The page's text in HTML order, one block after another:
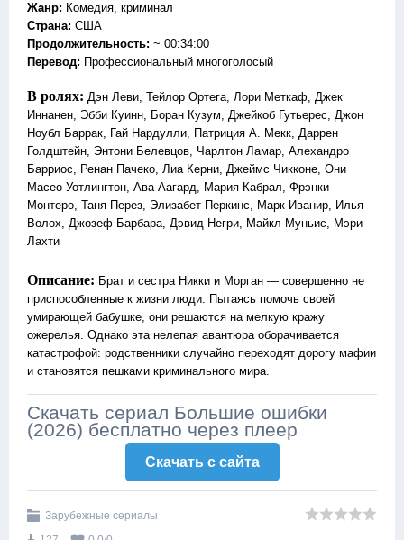
Жанр: Комедия, криминал
Страна: США
Продолжительность: ~ 00:34:00
Перевод: Профессиональный многоголосый
В ролях: Дэн Леви, Тейлор Ортега, Лори Меткаф, Джек
Иннанен, Эбби Куинн, Боран Кузум, Джейкоб Гутьерес, Джон
Ноубл Баррак, Гай Нардулли, Патриция А. Мекк, Даррен
Голдштейн, Энтони Белевцов, Чарлтон Ламар, Алехандро
Барриос, Ренан Пачеко, Лиа Керни, Джеймс Чикконе, Они
Масео Уотлингтон, Ава Аагард, Мария Кабрал, Фрэнки
Монтеро, Таня Перез, Элизабет Перкинс, Марк Иванир, Илья
Волох, Джозеф Барбара, Дэвид Негри, Майкл Муньис, Мэри
Лахти
Описание: Брат и сестра Никки и Морган — совершенно не
приспособленные к жизни люди. Пытаясь помочь своей
умирающей бабушке, они решаются на мелкую кражу
ожерелья. Однако эта нелепая авантюра оборачивается
катастрофой: родственники случайно переходят дорогу мафии
и становятся пешками криминального мира.
Скачать сериал Большие ошибки
(2026) бесплатно через плеер
Скачать c сайта
Зарубежные сериалы